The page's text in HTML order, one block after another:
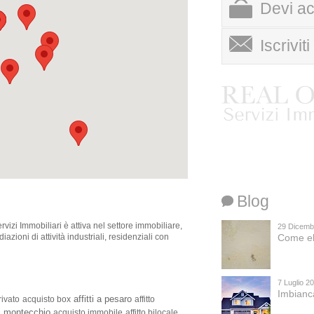
Devi
scrivi a
Immobiliari è attiva nel settore immobiliare,
di attività industriali, residenziali con
acquisto box affitti a pesaro affitto
Blog
29
Come
7 Luglio